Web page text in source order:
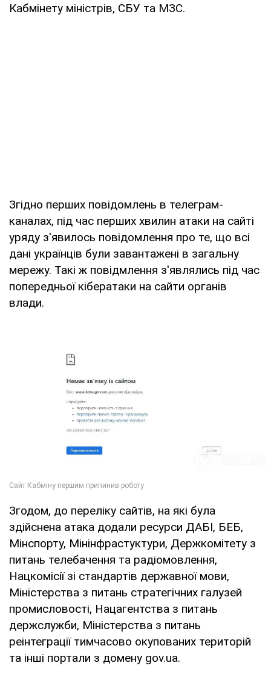
Кабмінету міністрів, СБУ та МЗС.
Згідно перших повідомлень в телеграм-
каналах, під час перших хвилин атаки на сайті
уряду з'явилось повідомлення про те, що всі
дані українців були завантажені в загальну
мережу. Такі ж повідмлення з'являлись під час
попередньої кібератаки на сайти органів
влади.
Згодом, до переліку сайтів, на які була
здійснена атака додали ресурси ДАБІ, БЕБ,
Мінспорту, Мінінфрастуктури, Держкомітету з
питань телебачення та радіомовлення,
Нацкомісії зі стандартів державної мови,
Міністерства з питань стратегічних галузей
промисловості, Нацагентства з питань
держслужби, Міністерства з питань
реінтеграції тимчасово окупованих територій
та інші портали з домену gov.ua.